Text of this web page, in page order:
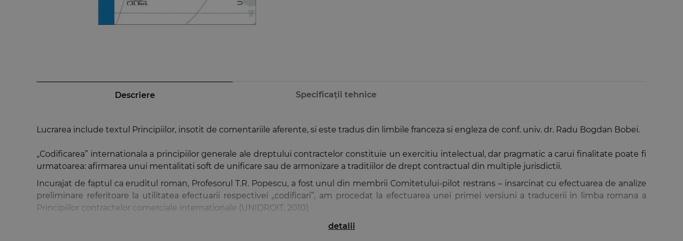
Descriere Specificații tehnice
Lucrarea include textul Principiilor, insotit de comentariile aferente, si este tradus din limbile franceza si engleza de conf. univ. dr. Radu Bogdan Bobei.
„Codificarea” internationala a principiilor generale ale dreptului contractelor constituie un exercitiu intelectual, dar pragmatic a carui finalitate poate fi
urmatoarea: afirmarea unui mentalitati soft de unificare sau de armonizare a traditiilor de drept contractual din multiple jurisdictii.
Incurajat de faptul ca eruditul roman, Profesorul T.R. Popescu, a fost unul din membrii Comitetului-pilot restrans – insarcinat cu efectuarea de analize
preliminare referitoare la utilitatea efectuarii respectivei „codificari”, am procedat la efectuarea unei primei versiuni a traducerii in limba romana a
Principiilor contractelor comerciale internationale (UNIDROIT, 2010).
In principiu, a traduce un text inseamna a-l recrea, a-l adapta la mentalitatile din jurisdictia careia ii este destinata respectiva traducere. In concret, am
detalii